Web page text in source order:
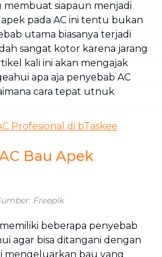
membuat siapaun menjadi
pada AC ini tentu bukan
utama biasanya terjadi
sangat kotor karena jarang
kali ini akan mengajak
apa aja penyebab AC
cara tepat utnuk
Profesional di bTaskee
Bau Apek
Freepik
beberapa penyebab
agar bisa ditangani dengan
mengeluarkan bau yang